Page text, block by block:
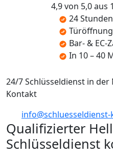
4,9 von 5,0 aus
24
Bar- & EC-
In 10 – 40
24/7 Schlüsseldienst in der
Kontakt
Qualifizierter
Schlüsseldienst